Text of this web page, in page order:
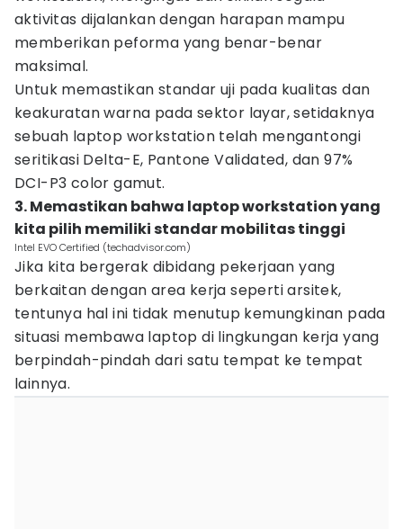
aktivitas dijalankan dengan harapan mampu
memberikan peforma yang benar-benar
maksimal.
Untuk memastikan standar uji pada kualitas dan
keakuratan warna pada sektor layar, setidaknya
sebuah laptop workstation telah mengantongi
seritikasi Delta-E, Pantone Validated, dan 97%
DCI-P3 color gamut.
3. Memastikan bahwa laptop workstation yang
kita pilih memiliki standar mobilitas tinggi
Intel EVO Certified (techadvisor.com)
Jika kita bergerak dibidang pekerjaan yang
berkaitan dengan area kerja seperti arsitek,
tentunya hal ini tidak menutup kemungkinan pada
situasi membawa laptop di lingkungan kerja yang
berpindah-pindah dari satu tempat ke tempat
lainnya.